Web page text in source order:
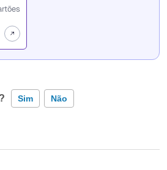
Sim Não
informação incorreta
a informação que procuro